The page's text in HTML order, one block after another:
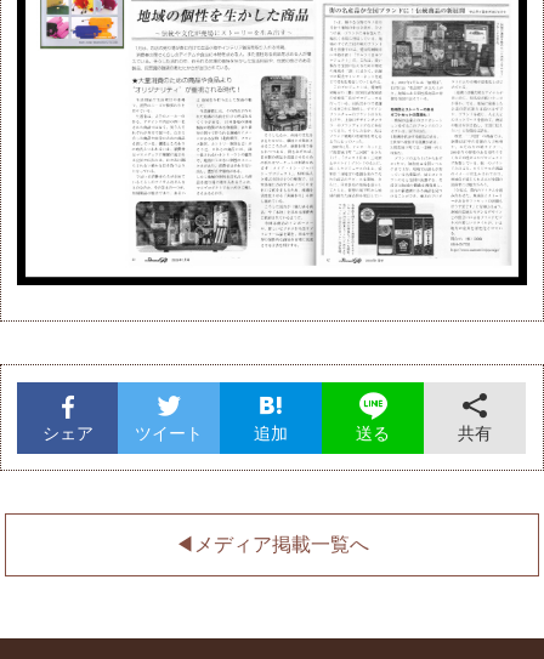
シェア ツイート 追加 送る 共有
◀︎メディア掲載一覧へ